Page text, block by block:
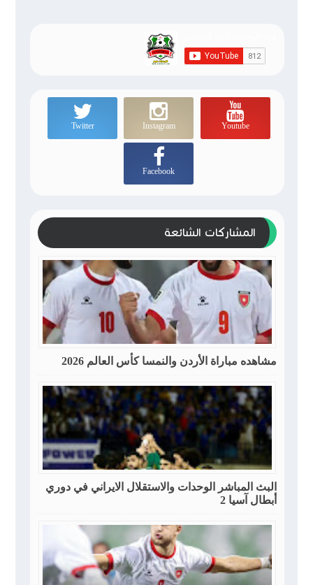
Youtube
Instagram
Twitter
Facebook
المشاركات الشائعة
مشاهده مباراة الأردن والنمسا كأس العالم 2026
البث المباشر الوحدات والاستقلال الايراني في دوري
أبطال آسيا 2